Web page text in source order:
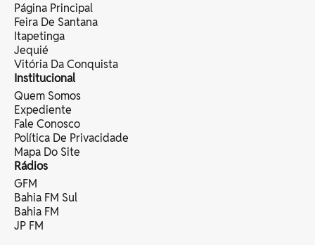
Página Principal
Feira De Santana
Itapetinga
Jequié
Vitória Da Conquista
Institucional
Quem Somos
Expediente
Fale Conosco
Política De Privacidade
Mapa Do Site
Rádios
GFM
Bahia FM Sul
Bahia FM
JP FM